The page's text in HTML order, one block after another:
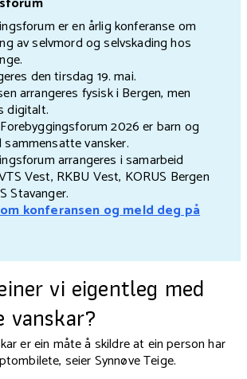
er en årlig konferanse om
av selvmord og selvskading hos
den tirsdag 19. mai.
arrangeres fysisk i Bergen, men
digitalt.
2026 er barn og
sammensatte vansker.
arrangeres i samarbeid
Vest, RKBU Vest, KORUS Bergen
Stavanger.
konferansen og meld deg på
vi eigentleg med
vanskar?
er ein måte å skildre at ein person har
seier Synnøve Teige.